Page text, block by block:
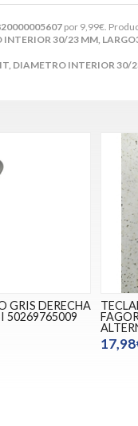
por 9,99€ .
30/23 MM,
DIAMETRO INTERIOR
GRIS DERECHA
50269765009